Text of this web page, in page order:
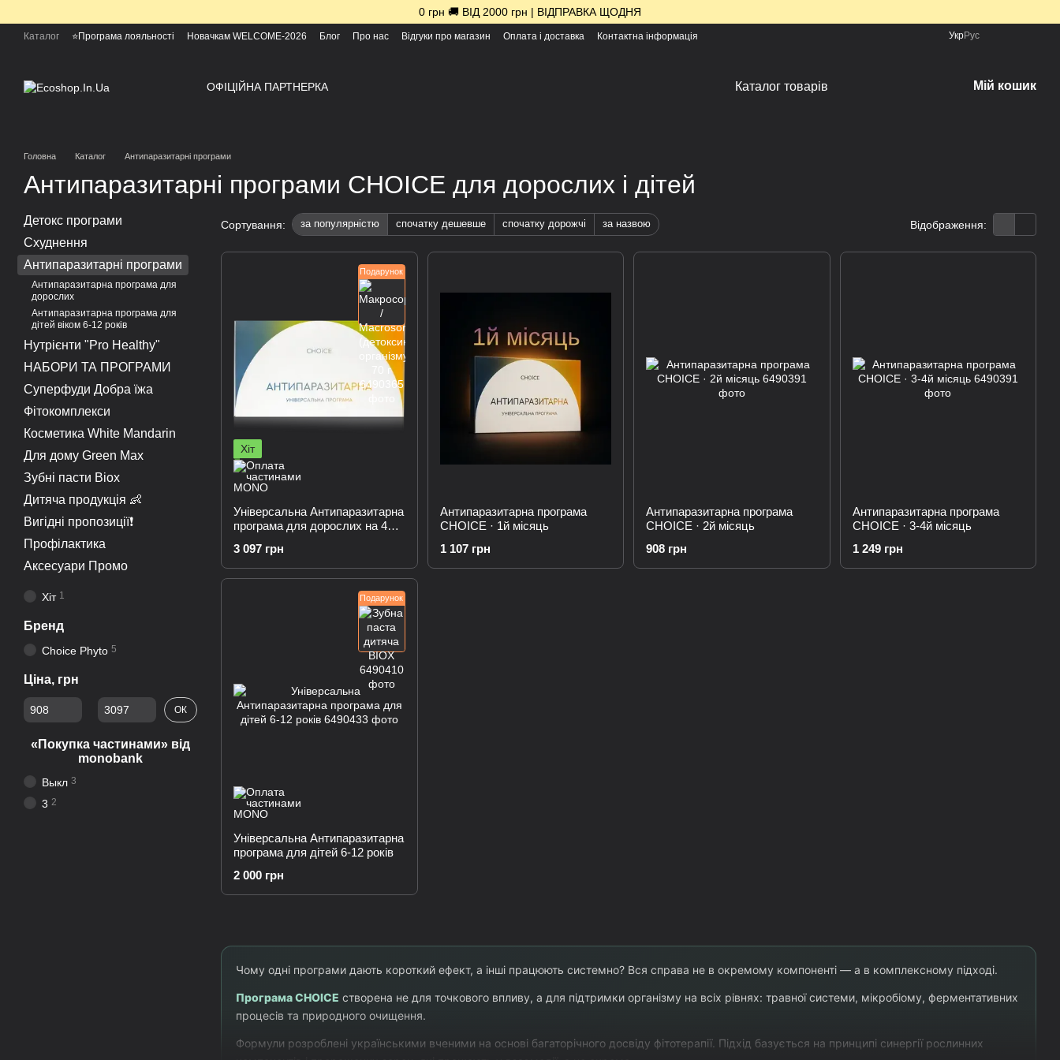
0 грн 🚚 ВІД 2000 грн | ВІДПРАВКА ЩОДНЯ
Каталог ⭐Програма лояльності Новачкам WELCOME-2026 Блог Про нас Відгуки про магазин Оплата і доставка Контактна інформація УкрРус
ОФІЦІЙНА ПАРТНЕРКА Каталог товарів Мій кошик
Головна Каталог Антипаразитарні програми
Антипаразитарні програми CHOICE для дорослих і дітей
Сортування: за популярністю спочатку дешевше спочатку дорожчі за назвою Відображення:
Чому одні програми дають короткий ефект, а інші працюють системно? Вся справа не в окремому компоненті — а в комплексному підході.
Програма CHOICE створена не для точкового впливу, а для підтримки організму на всіх рівнях: травної системи, мікробіому, ферментативних
процесів та природного очищення.
Формули розроблені українськими вченими на основі багаторічного досвіду фітотерапії. Підхід базується на принципі синергії рослинних
Подарунок
Хіт
Універсальна Антипаразитарна
програма для дорослих на 4
3 097 грн
Антипаразитарна програма
CHOICE · 1й місяць
1 107 грн
Антипаразитарна програма
CHOICE · 2й місяць
908 грн
Антипаразитарна програма
CHOICE · 3-4й місяць
1 249 грн
Подарунок
Універсальна Антипаразитарна
програма для дітей 6-12 років
2 000 грн
Детокс програми
Схуднення
Антипаразитарні програми
Антипаразитарна програма для
дорослих
Антипаразитарна програма для
дітей віком 6-12 років
Нутрієнти "Pro Healthy"
НАБОРИ ТА ПРОГРАМИ
Суперфуди Добра їжа
Фітокомплекси
Косметика White Mandarin
Для дому Green Max
Зубні пасти Biox
Дитяча продукція 👶
Вигідні пропозиції❗
Профілактика
Аксесуари Промо
Хіт 1
Бренд
Choice Phyto 5
Ціна, грн
Від Ціна, грн
До Ціна, грн ОК
«Покупка частинами» від
monobank
Выкл 3
3 2